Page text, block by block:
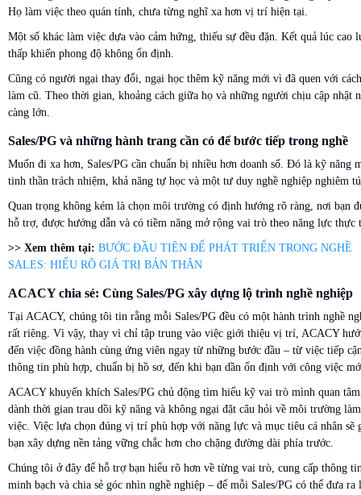
Họ làm việc theo quán tính, chưa từng nghĩ xa hơn vị trí hiện tại.
Một số khác làm việc dựa vào cảm hứng, thiếu sự đều đặn. Kết quả lúc cao
thấp khiến phong độ không ổn định.
Cũng có người ngại thay đổi, ngại học thêm kỹ năng mới vì đã quen với cách
làm cũ. Theo thời gian, khoảng cách giữa họ và những người chịu cập nhật
càng lớn.
Sales/PG và những hành trang cần có để bước tiếp trong nghề
Muốn đi xa hơn, Sales/PG cần chuẩn bị nhiều hơn doanh số. Đó là kỹ năng
tinh thần trách nhiệm, khả năng tự học và một tư duy nghề nghiệp nghiêm
Quan trọng không kém là chọn môi trường có định hướng rõ ràng, nơi bạn
hỗ trợ, được hướng dẫn và có tiềm năng mở rộng vai trò theo năng lực thực
>> Xem thêm tại: BƯỚC ĐẦU TIÊN ĐỂ PHÁT TRIỂN TRONG NGHỀ
SALES: HIỂU RÕ GIÁ TRỊ BẢN THÂN
ACACY chia sẻ: Cùng Sales/PG xây dựng lộ trình nghề nghiệp
Tại ACACY, chúng tôi tin rằng mỗi Sales/PG đều có một hành trình nghề
rất riêng. Vì vậy, thay vì chỉ tập trung vào việc giới thiệu vị trí, ACACY
đến việc đồng hành cùng ứng viên ngay từ những bước đầu – từ việc tiếp
thông tin phù hợp, chuẩn bị hồ sơ, đến khi bạn dần ổn định với công việc
ACACY khuyến khích Sales/PG chủ động tìm hiểu kỹ vai trò mình quan
dành thời gian trau dồi kỹ năng và không ngại đặt câu hỏi về môi trường làm
việc. Việc lựa chọn đúng vị trí phù hợp với năng lực và mục tiêu cá nhân sẽ
bạn xây dựng nền tảng vững chắc hơn cho chặng đường dài phía trước.
Chúng tôi ở đây để hỗ trợ bạn hiểu rõ hơn về từng vai trò, cung cấp thông
minh bạch và chia sẻ góc nhìn nghề nghiệp – để mỗi Sales/PG có thể đưa ra